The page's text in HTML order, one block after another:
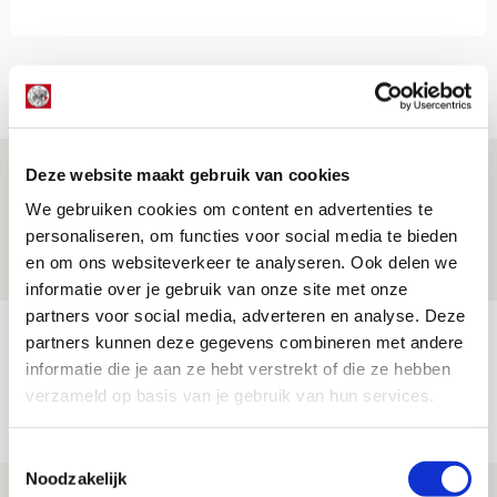
Deze website maakt gebruik van cookies
We gebruiken cookies om content en advertenties te
personaliseren, om functies voor social media te bieden
en om ons websiteverkeer te analyseren. Ook delen we
informatie over je gebruik van onze site met onze
partners voor social media, adverteren en analyse. Deze
partners kunnen deze gegevens combineren met andere
informatie die je aan ze hebt verstrekt of die ze hebben
verzameld op basis van je gebruik van hun services.
Noodzakelijk
Net binnen //
Drie dingen die je moet weten over PEC
Zwolle - Ajax
08 AUGUSTUS 2026 - 12:32
NIEUWS
Míchels elf: met welke formatie begin
jij aan nieuw eredivisieseizoen?
08 AUGUSTUS 2026 - 11:34
NIEUWS